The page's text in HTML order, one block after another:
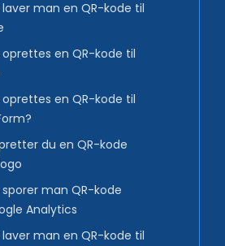
man en QR-kode til
oprettes en QR-kode til
oprettes en QR-kode til
du en QR-kode
man QR-kode
Analytics
man en QR-kode til